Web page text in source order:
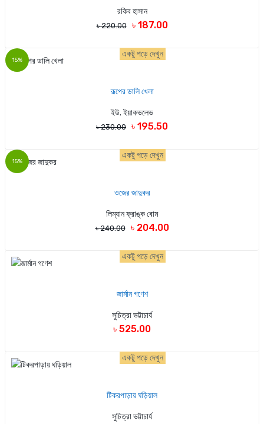
রকিব হাসান
৳ 220.00 ৳ 187.00
15%
একটু পড়ে দেখুন
রূপের ডালি খেলা
ইউ. ইয়াকভলেভ
৳ 230.00 ৳ 195.50
15%
একটু পড়ে দেখুন
ওজের জাদুকর
লিম্যান ফ্রাঙ্ক বোম
৳ 240.00 ৳ 204.00
একটু পড়ে দেখুন
জার্মান গণেশ
সুচিত্রা ভট্টাচার্য
৳ 525.00
একটু পড়ে দেখুন
টিকরপাড়ায় ঘড়িয়াল
সুচিত্রা ভট্টাচার্য